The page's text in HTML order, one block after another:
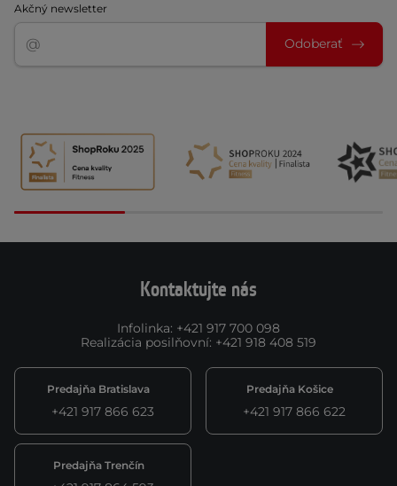
Akčný newsletter
Odoberať
Kontaktujte nás
Infolinka: +421 917 700 098
Realizácia posilňovní: +421 918 408 519
Predajňa Bratislava
+421 917 866 623
Predajňa Košice
+421 917 866 622
Predajňa Trenčín